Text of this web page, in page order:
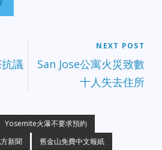
議
NEXT POST
San Jose公寓火災致數
十人失去住所
Yosemite火瀑不要求預約
新聞 舊金山免費中文報紙